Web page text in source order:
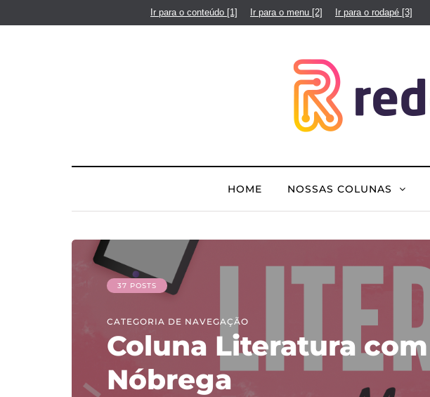
Ir para o conteúdo [1] Ir para o menu [2] Ir para o rodapé [3]
HOME NOSSAS COLUNAS
37 POSTS
CATEGORIA DE NAVEGAÇÃO
Coluna Literatura
Nóbrega